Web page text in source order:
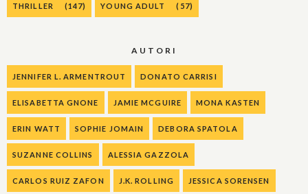
THRILLER (147) YOUNG ADULT (57)
AUTORI
JENNIFER L. ARMENTROUT DONATO CARRISI
ELISABETTA GNONE JAMIE MCGUIRE MONA KASTEN
ERIN WATT SOPHIE JOMAIN DEBORA SPATOLA
SUZANNE COLLINS ALESSIA GAZZOLA
CARLOS RUIZ ZAFON J.K. ROLLING JESSICA SORENSEN